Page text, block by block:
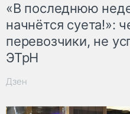
«В последнюю
начнётся суета!»:
перевозчики, не
ЭТрН
Дзен